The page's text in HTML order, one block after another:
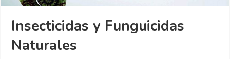
Insecticidas y Funguicidas
Naturales